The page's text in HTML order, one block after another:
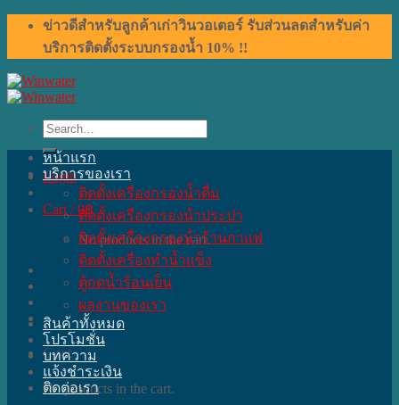
Skip
content
ข่าวดีสำหรับลูกค้าเก่าวินวอเตอร์ รับส่วนลดสำหรับค่า
บริการติดตั้งระบบกรองน้ำ 10% !!
Search
for:
Login
Cart /0฿
No products in the cart.
Cart
No products in the cart.
หน้าแรก
บริการของเรา
ติดตั้งเครื่องกรองน้ำดื่ม
ติดตั้งเครื่องกรองน้ําประปา
ติดตั้งเครื่องกรองน้ําร้านกาแฟ
ติดตั้งเครื่องทำน้ำแข็ง
ตู้กดน้ำร้อนเย็น
ผลงานของเรา
สินค้าทั้งหมด
โปรโมชั่น
บทความ
แจ้งชำระเงิน
ติดต่อเรา